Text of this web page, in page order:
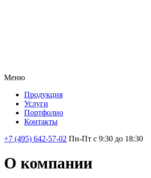
Меню
Продукция
Услуги
Портфолио
Контакты
+7 (495) 642-57-02 Пн-Пт c 9:30 до 18:30
О компании